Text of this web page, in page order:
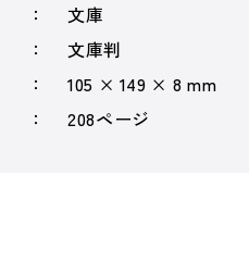
文庫
文庫判
105 × 149 × 8 mm
208ページ